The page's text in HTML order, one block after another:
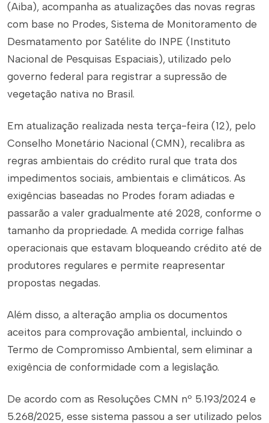
(Aiba), acompanha as atualizações das novas regras
com base no Prodes, Sistema de Monitoramento de
Desmatamento por Satélite do INPE (Instituto
Nacional de Pesquisas Espaciais), utilizado pelo
governo federal para registrar a supressão de
vegetação nativa no Brasil.
Em atualização realizada nesta terça-feira (12), pelo
Conselho Monetário Nacional (CMN), recalibra as
regras ambientais do crédito rural que trata dos
impedimentos sociais, ambientais e climáticos. As
exigências baseadas no Prodes foram adiadas e
passarão a valer gradualmente até 2028, conforme o
tamanho da propriedade. A medida corrige falhas
operacionais que estavam bloqueando crédito até de
produtores regulares e permite reapresentar
propostas negadas.
Além disso, a alteração amplia os documentos
aceitos para comprovação ambiental, incluindo o
Termo de Compromisso Ambiental, sem eliminar a
exigência de conformidade com a legislação.
De acordo com as Resoluções CMN nº 5.193/2024 e
5.268/2025, esse sistema passou a ser utilizado pelos